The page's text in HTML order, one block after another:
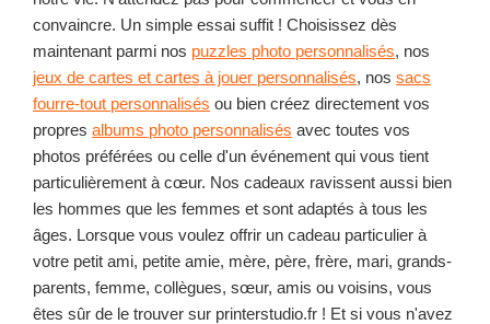
convaincre. Un simple essai suffit ! Choisissez dès
maintenant parmi nos puzzles photo personnalisés, nos
jeux de cartes et cartes à jouer personnalisés, nos sacs
fourre-tout personnalisés ou bien créez directement vos
propres albums photo personnalisés avec toutes vos
photos préférées ou celle d'un événement qui vous tient
particulièrement à cœur. Nos cadeaux ravissent aussi bien
les hommes que les femmes et sont adaptés à tous les
âges. Lorsque vous voulez offrir un cadeau particulier à
votre petit ami, petite amie, mère, père, frère, mari, grands-
parents, femme, collègues, sœur, amis ou voisins, vous
êtes sûr de le trouver sur printerstudio.fr ! Et si vous n'avez